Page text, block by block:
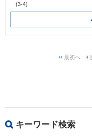
(3-4)
キーワード検索